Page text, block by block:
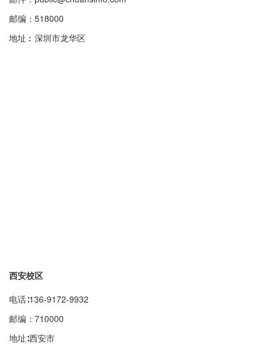
邮编：518000
地址︰深圳市龙华区
西安校区
电话∶136-9172-9932
邮编：710000
地址∶西安市